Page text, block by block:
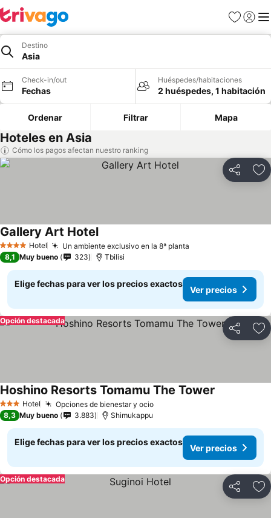
Favoritos
Iniciar
Destino
Asia
Check-in/out
Fechas
Huéspedes/habitaciones
2 huéspedes, 1 habitación
Ordenar Filtrar Mapa
Hoteles en Asia
Cómo los pagos afectan nuestro ranking
Compartir
4 EstrellasHotel Un ambiente exclusivo en la 8ª planta
Gallery Art Hotel
8,1 Muy bueno 323 Tbilisi
Elige fechas para ver los precios exactos
Ver precios
Compartir
Opción destacada
3 Estrellas
Hotel Opciones de bienestar y ocio
Hoshino Resorts Tomamu The Tower
8,3 Muy bueno 3.883 Shimukappu
Elige fechas para ver los precios exactos
Ver precios
Compartir
Opción destacada